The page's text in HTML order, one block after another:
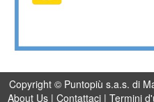
Copyright © Puntopiù s.a.s. di
About Us| Contattaci| Termini